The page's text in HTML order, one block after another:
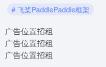
# 飞桨PaddlePaddle框架
广告位置招租
广告位置招租
广告位置招租